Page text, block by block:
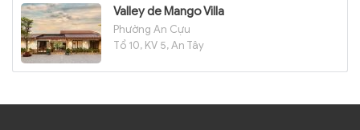
Valley de Mango Villa
Phường An Cựu
Tổ 10, KV 5, An Tây